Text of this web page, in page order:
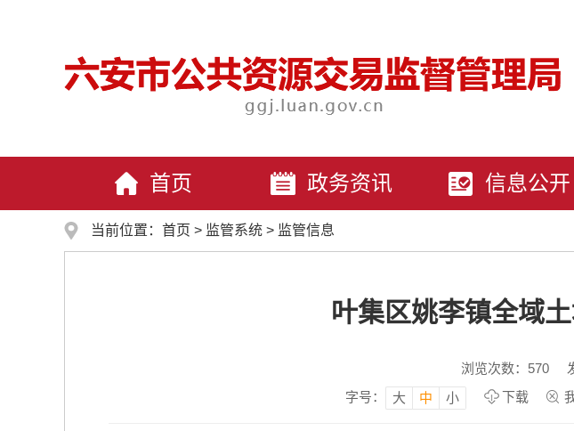
首页 政务资讯 信息公开
当前位置： 首页 > 监管系统 > 监管信息
叶集区姚李镇全域
浏览次数： 570
字号：
大 中 小 下载